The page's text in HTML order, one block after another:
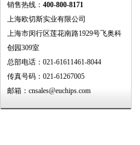
销售热线： 400-800-8171
上海欧切斯实业有限公司
上海市闵行区莲花南路1929号飞奥科
创园309室
总部电话：021-61611461-8044
传真号码：021-61267005
邮箱：cnsales@euchips.com